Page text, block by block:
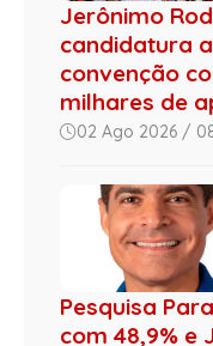
Jerônimo
candidatura
convenção
milhares de
02 Ago 2026 /
Pesquisa
com 48,9% e